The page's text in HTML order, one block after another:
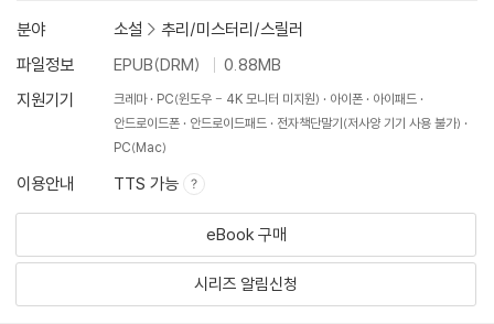
분야 소설 > 추리/미스터리/스릴러
파일정보
EPUB(DRM)
0.88MB
지원기기
크레마 PC(윈도우 - 4K 모니터 미지원) 아이폰
아이패드
안드로이드폰
안드로이드패드
전자책단말기(저사양 기기 사용 불가)
PC(Mac)
이용안내 TTS 가능
eBook 구매
시리즈 알림신청